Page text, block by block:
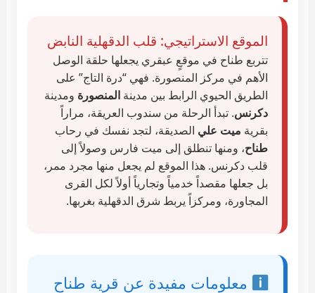
الموقع الاستراتيجي: قلب الدقهلية النابض
تتربع طناح في موقعٍ عبقري يجعلها حلقة الوصل
الأهم في مركز المنصورة. فهي “درة التاج” على
الطريق الحيوي الرابط بين مدينة المنصورة ومدينة
دكرنس. تبدأ الرحلة من سندوب العريقة، مراراً
بقرية ميت علي الصديقة، لتجد نفسك في رحاب
طناح، ومنها تنطلق إلى ميت فارس وصولاً إلى
قلب دكرنس. هذا الموقع لم يجعل منها مجرد ممر،
بل جعلها مقصداً خدمياً وتجارياً أولاً لكل القرى
المجاورة، ومركزاً يربط شرق الدقهلية بغربها.
معلومات مفيدة عن قرية طناح